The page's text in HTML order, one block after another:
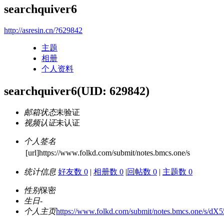
searchquiver6
http://asresin.cn/?629842
主题
相册
个人资料
searchquiver6(UID: 629842)
邮箱状态未验证
视频认证未认证
个人签名
[url]https://www.folkd.com/submit/notes.bmcs.one/s
统计信息 好友数 0 | 相册数 0 |回帖数 0 | 主题数 0
性别保密
生日-
个人主页https://www.folkd.com/submit/notes.bmcs.one/s/